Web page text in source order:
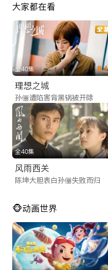
大家都在看
全40集 8.4
理想之城
孙俪遭陷害背黑锅被开除
全40集
风雨西关
陈坤大胆表白孙俪失败而归
🐵动画世界